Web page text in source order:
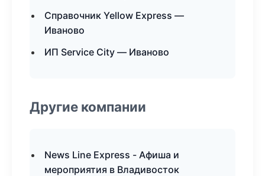
Справочник Yellow Express —
Иваново
ИП Service City — Иваново
Другие компании
News Line Express - Афиша и
мероприятия в Владивосток